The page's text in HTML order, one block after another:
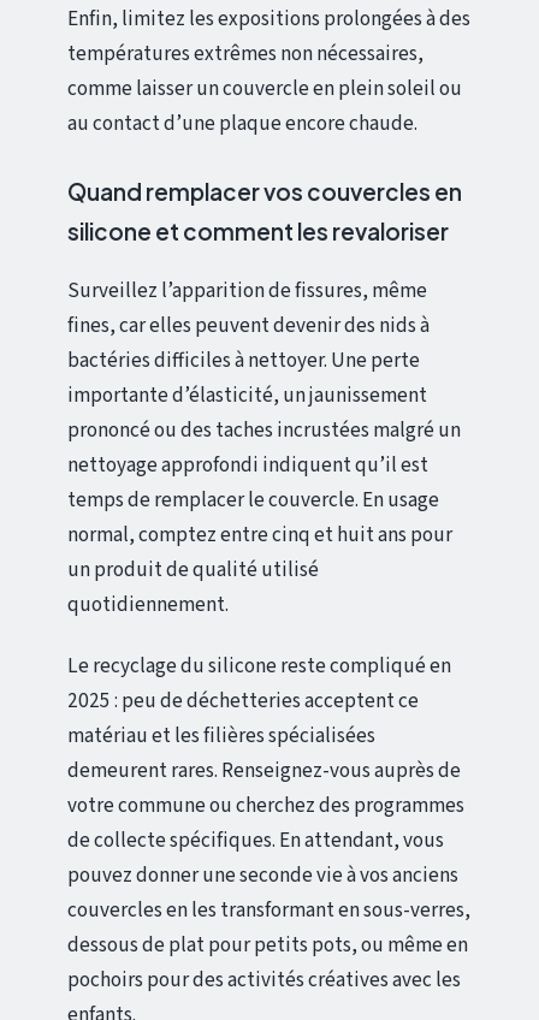
Enfin, limitez les expositions prolongées à des
températures extrêmes non nécessaires,
comme laisser un couvercle en plein soleil ou
au contact d’une plaque encore chaude.
Quand remplacer vos couvercles en
silicone et comment les revaloriser
Surveillez l’apparition de fissures, même
fines, car elles peuvent devenir des nids à
bactéries difficiles à nettoyer. Une perte
importante d’élasticité, un jaunissement
prononcé ou des taches incrustées malgré un
nettoyage approfondi indiquent qu’il est
temps de remplacer le couvercle. En usage
normal, comptez entre cinq et huit ans pour
un produit de qualité utilisé
quotidiennement.
Le recyclage du silicone reste compliqué en
2025 : peu de déchetteries acceptent ce
matériau et les filières spécialisées
demeurent rares. Renseignez-vous auprès de
votre commune ou cherchez des programmes
de collecte spécifiques. En attendant, vous
pouvez donner une seconde vie à vos anciens
couvercles en les transformant en sous-verres,
dessous de plat pour petits pots, ou même en
pochoirs pour des activités créatives avec les